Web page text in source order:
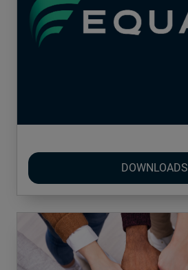
DOWNLOADS